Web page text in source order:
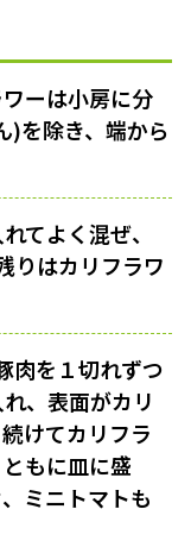
ーは小房に分
)を除き、端から
てよく混ぜ、
りはカリフラワ
肉を１切れずつ
、表面がカリ
けてカリフラ
もに皿に盛
ミニトマトも